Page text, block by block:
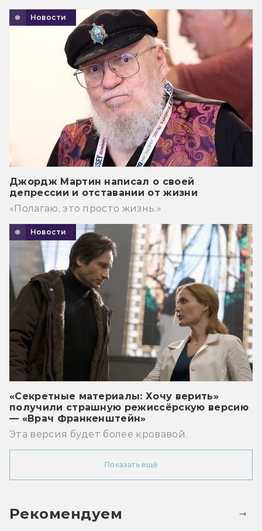
Новости
Джордж Мартин написал о своей
депрессии и отставании от жизни
«Полагаю, это просто жизнь.»
Новости
«Секретные материалы: Хочу верить»
получили страшную режиссёрскую версию
— «Врач Франкенштейн»
Эта версия будет более кровавой.
Показать ещё
Рекомендуем